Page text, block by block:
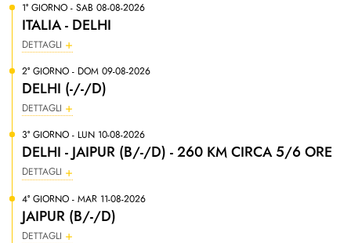
1° GIORNO - SAB 08-08-2026
ITALIA - DELHI
DETTAGLI
2° GIORNO - DOM 09-08-2026
DELHI (-/-/D)
DETTAGLI
3° GIORNO - LUN 10-08-2026
DELHI - JAIPUR (B/-/D) - 260 KM CIRCA 5/6 ORE
DETTAGLI
4° GIORNO - MAR 11-08-2026
JAIPUR (B/-/D)
DETTAGLI